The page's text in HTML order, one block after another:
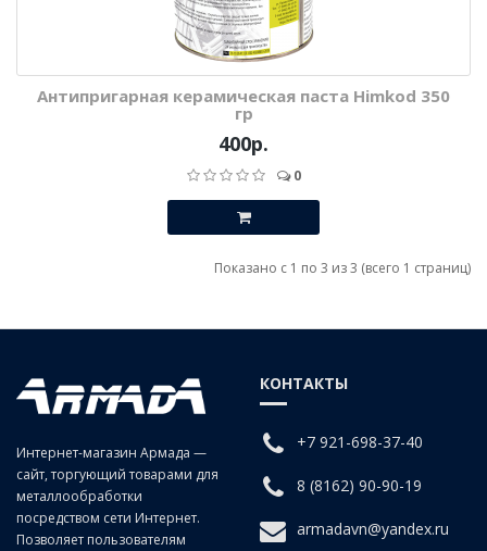
Антипригарная керамическая паста Himkod 350
гр
400р.
0
Показано с 1 по 3 из 3 (всего 1 страниц)
Интернет-магазин Армада —
сайт, торгующий товарами для
металлообработки
посредством сети Интернет.
Позволяет пользователям
КОНТАКТЫ
+7 921-698-37-40
8 (8162) 90-90-19
armadavn@yandex.ru